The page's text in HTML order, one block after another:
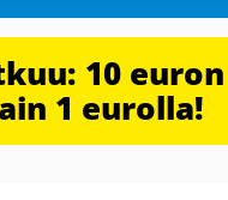
10
1 eurolla!